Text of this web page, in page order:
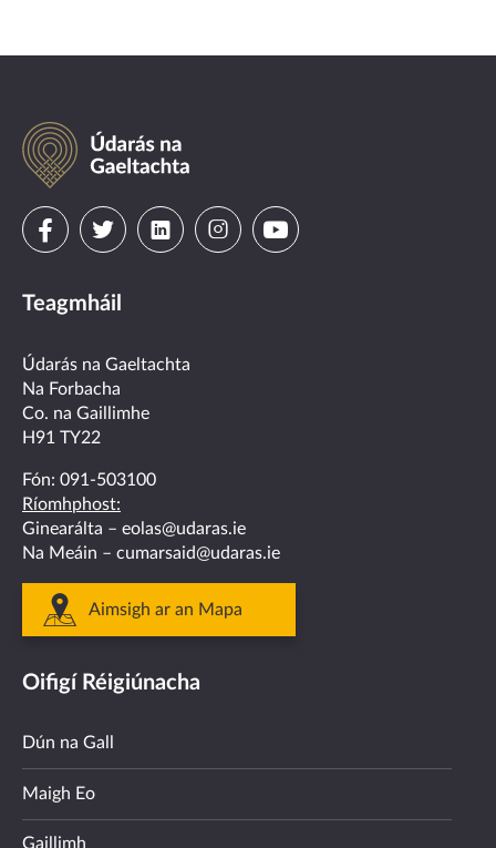
Údarás
na
Gaeltachta
Visit
on
facebook
Visit
on
twitter
Visit
linkedin
VisitVisit
Teagmháil
Údarás na Gaeltachta
Na Forbacha
Co. na Gaillimhe
H91 TY22
Fón: 091-503100
Ríomhphost:
Ginearálta – eolas@udaras.ie
Na Meáin – cumarsaid@udaras.ie
Aimsigh ar an Mapa
Oifigí Réigiúnacha
Dún na Gall
Maigh Eo
Gaillimh